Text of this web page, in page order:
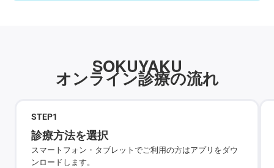
SOKUYAKU
オンライン診療の流れ
STEP1
診療方法を選択
スマートフォン・タブレットでご利用の方はアプリをダウ
ンロードします。